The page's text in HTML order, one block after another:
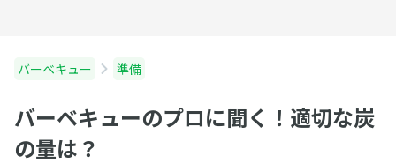
バーベキュー 準備
バーベキューのプロに聞く！適切な炭
の量は？